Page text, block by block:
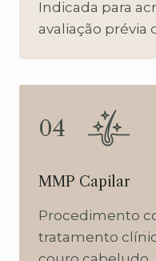
Indicada para
avaliação prévia
04
MMP Capilar
Procedimento
tratamento